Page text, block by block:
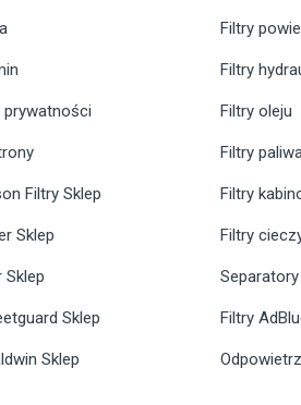
prywatności
Filtry Sklep
Sklep
Sklep
Sklep
Sklep
Filtry
Filtry
Filtry oleju
Filtry
Filtry
Filtry
Filtry